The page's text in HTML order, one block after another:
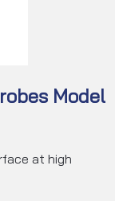
Model
at high